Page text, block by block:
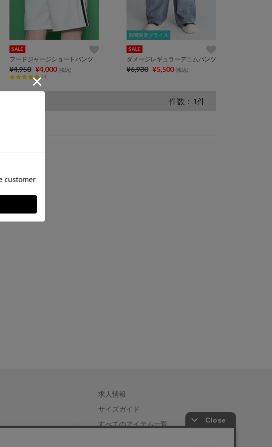
SALE
フードジャージショートパンツ
¥4,950 ¥4,000 (税込)
34
期間限定プライス
期間限定プライス
SALE
ダメージレギュラーデニムパンツ
¥6,930 ¥5,500 (税込)
件数：1件
求人情報
サイズガイド
すべてのアイテム一覧